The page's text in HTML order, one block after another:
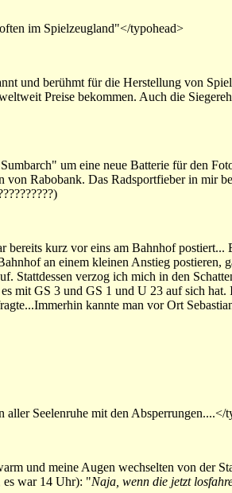
im Spielzeugland"</typohead>
und berühmt für die Herstellung von
Preise bekommen. Auch die
um eine neue Batterie für den
von Rabobank. Das Radsportfieber in mir
kurz vor eins am Bahnhof postiert...
an einem kleinen Anstieg postieren,
Stattdessen verzog ich mich in den
mit GS 3 und GS 1 und U 23 auf sich hat.
kannte man vor Ort
Seelenruhe mit den Absperrungen....</
und meine Augen wechselten von der
es war 14 Uhr): "Naja, wenn die jetzt